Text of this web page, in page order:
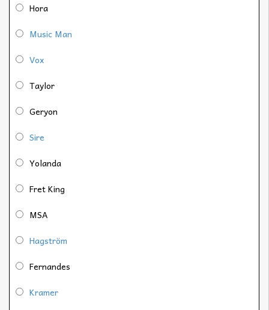
Hora
Music Man
Vox
Taylor
Geryon
Sire
Yolanda
Fret King
MSA
Hagström
Fernandes
Kramer